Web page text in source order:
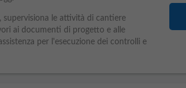
supervisiona le attività di cantiere
ai documenti di progetto e alle
per l'esecuzione dei controlli e